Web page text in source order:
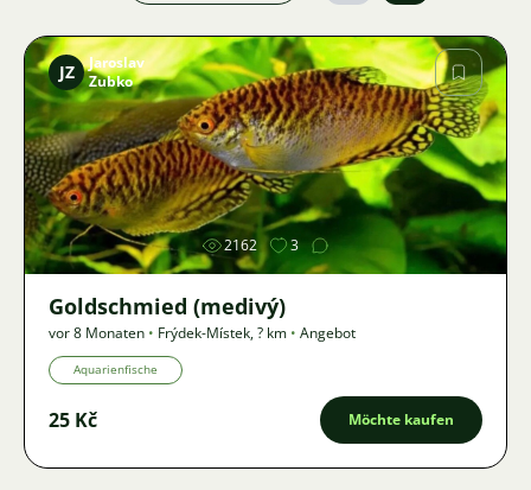
Bild
JZ
Jaroslav
Zubko
2162 3
Goldschmied (medivý)
vor 8 Monaten • Frýdek-Místek,? km • Angebot
Aquarienfische
25 Kč Möchte kaufen